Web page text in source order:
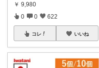
￥ 9,980
0 0 622
コレ いいね